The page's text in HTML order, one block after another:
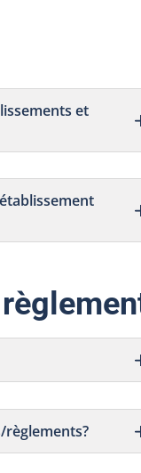
et
règlements?